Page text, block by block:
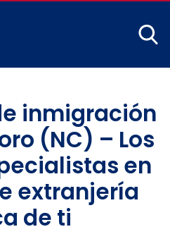
inmigración
(NC) – Los
en
extranjería
de ti